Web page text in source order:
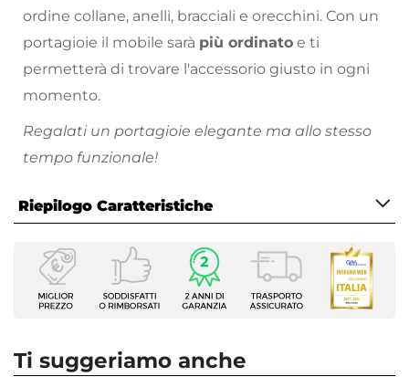
ordine collane, anelli, bracciali e orecchini. Con un
portagioie il mobile sarà più ordinato e ti
permetterà di trovare l'accessorio giusto in ogni
momento.
Regalati un portagioie elegante ma allo stesso
tempo funzionale!
casa come hai sempre sognato: sul nostrovasto
catalogo online
troverai proposte per tutte le
necessità, stili di arredamento e prezzo!
Riepilogo Caratteristiche
Caratteristiche
Colore
Trasparente
Ti suggeriamo anche